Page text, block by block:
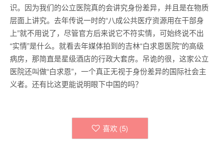
识。因为我们的公立医院真的会讲究身份差异，并且是在物质
层面上讲究。去年传说一时的“八成公共医疗资源用在干部身
上”就不用说了，尽管官方后来说它不符实情，可始终说不出
“实情”是什么。就看去年媒体拍到的吉林“白求恩医院”的高级
病房，那简直是星级酒店的行政大套房。吊诡的很，这家公立
医院还叫做“白求恩”，一个真正无视于身份差异的国际社会主
义者。还有比这更能说明眼下中国的吗？
喜欢 (5)